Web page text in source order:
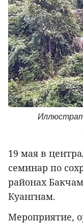
19 мая в
семинар по
районах
Куангнам.
Мероприятие,